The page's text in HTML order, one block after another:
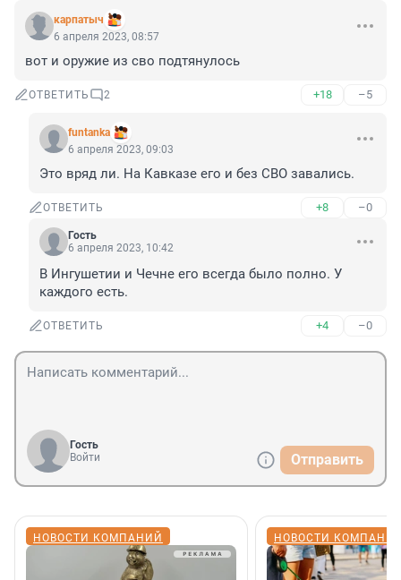
карпатыч
6 апреля 2023, 08:57
вот и оружие из сво подтянулось
ОТВЕТИТЬ 2 +18 –5
funtanka
6 апреля 2023, 09:03
Это вряд ли. На Кавказе его и без СВО завались.
ОТВЕТИТЬ +8 –0
Гость
6 апреля 2023, 10:42
В Ингушетии и Чечне его всегда было полно. У
каждого есть.
ОТВЕТИТЬ +4 –0
Гость
Войти
Отправить
НОВОСТИ КОМПАНИЙ НОВОСТИ